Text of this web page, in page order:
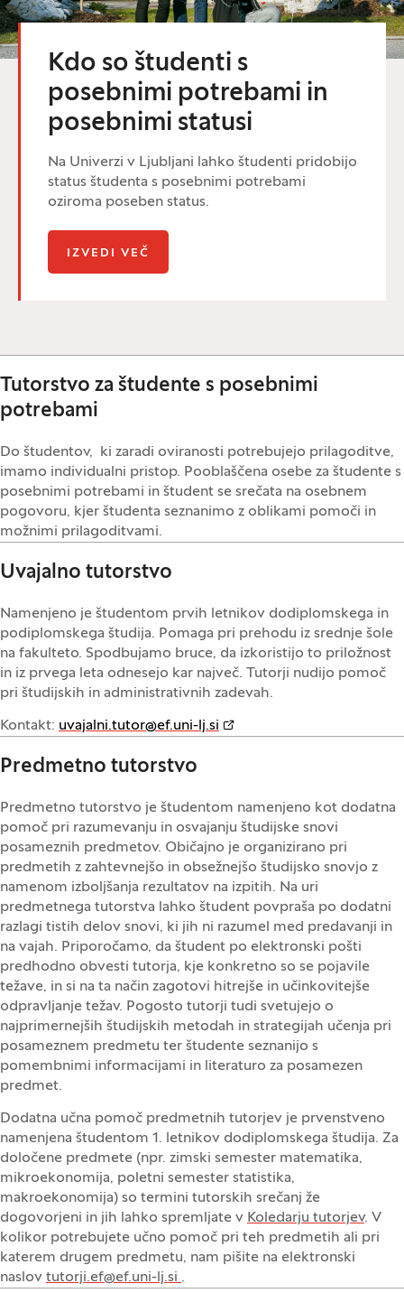
Kdo so študenti s
posebnimi potrebami in
posebnimi statusi
Na Univerzi v Ljubljani lahko študenti pridobijo
status študenta s posebnimi potrebami
oziroma poseben status.
IZVEDI VEČ
Tutorstvo za študente s posebnimi
potrebami
Do študentov, ki zaradi oviranosti potrebujejo prilagoditve,
imamo individualni pristop. Pooblaščena osebe za študente s
posebnimi potrebami in študent se srečata na osebnem
pogovoru, kjer študenta seznanimo z oblikami pomoči in
možnimi prilagoditvami.
Uvajalno tutorstvo
Namenjeno je študentom prvih letnikov dodiplomskega in
podiplomskega študija. Pomaga pri prehodu iz srednje šole
na fakulteto. Spodbujamo bruce, da izkoristijo to priložnost
in iz prvega leta odnesejo kar največ. Tutorji nudijo pomoč
pri študijskih in administrativnih zadevah.
Kontakt: uvajalni.tutor@ef.uni-lj.si
Predmetno tutorstvo
Predmetno tutorstvo je študentom namenjeno kot dodatna
pomoč pri razumevanju in osvajanju študijske snovi
posameznih predmetov. Običajno je organizirano pri
predmetih z zahtevnejšo in obsežnejšo študijsko snovjo z
namenom izboljšanja rezultatov na izpitih. Na uri
predmetnega tutorstva lahko študent povpraša po dodatni
razlagi tistih delov snovi, ki jih ni razumel med predavanji in
na vajah. Priporočamo, da študent po elektronski pošti
predhodno obvesti tutorja, kje konkretno so se pojavile
težave, in si na ta način zagotovi hitrejše in učinkovitejše
odpravljanje težav. Pogosto tutorji tudi svetujejo o
najprimernejših študijskih metodah in strategijah učenja pri
posameznem predmetu ter študente seznanijo s
pomembnimi informacijami in literaturo za posamezen
predmet.
Dodatna učna pomoč predmetnih tutorjev je prvenstveno
namenjena študentom 1. letnikov dodiplomskega študija. Za
določene predmete (npr. zimski semester matematika,
mikroekonomija, poletni semester statistika,
makroekonomija) so termini tutorskih srečanj že
dogovorjeni in jih lahko spremljate v Koledarju tutorjev. V
kolikor potrebujete učno pomoč pri teh predmetih ali pri
katerem drugem predmetu, nam pišite na elektronski
naslov tutorji.ef@ef.uni-lj.si .